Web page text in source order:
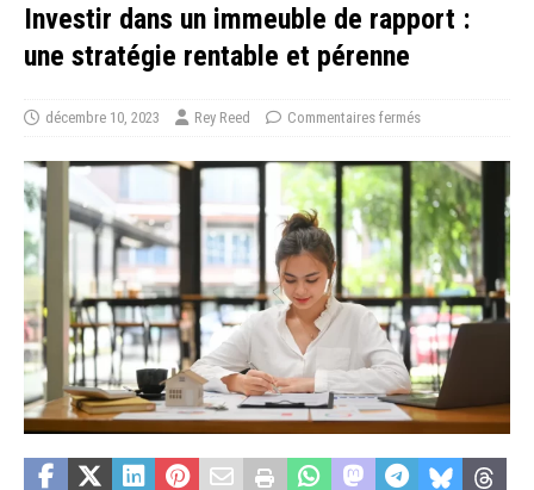
Investir dans un immeuble de rapport :
une stratégie rentable et pérenne
décembre 10, 2023 Rey Reed Commentaires fermés